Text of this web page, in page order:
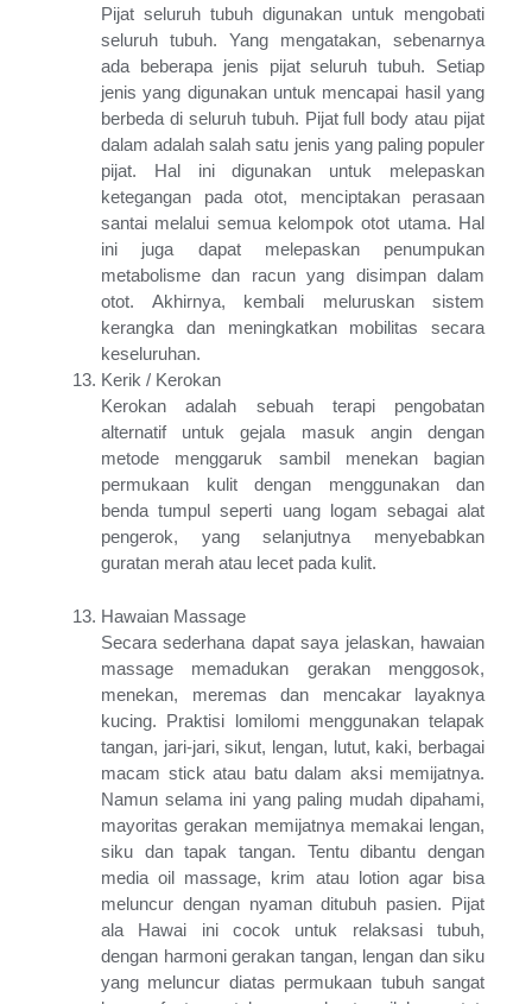
Pijat seluruh tubuh digunakan untuk mengobati
seluruh tubuh. Yang mengatakan, sebenarnya
ada beberapa jenis pijat seluruh tubuh. Setiap
jenis yang digunakan untuk mencapai hasil yang
berbeda di seluruh tubuh. Pijat full body atau pijat
dalam adalah salah satu jenis yang paling populer
pijat. Hal ini digunakan untuk melepaskan
ketegangan pada otot, menciptakan perasaan
santai melalui semua kelompok otot utama. Hal
ini juga dapat melepaskan penumpukan
metabolisme dan racun yang disimpan dalam
otot. Akhirnya, kembali meluruskan sistem
kerangka dan meningkatkan mobilitas secara
keseluruhan.
Kerik / Kerokan
Kerokan adalah sebuah terapi pengobatan
alternatif untuk gejala masuk angin dengan
metode menggaruk sambil menekan bagian
permukaan kulit dengan menggunakan dan
benda tumpul seperti uang logam sebagai alat
pengerok, yang selanjutnya menyebabkan
guratan merah atau lecet pada kulit.
Hawaian Massage
Secara sederhana dapat saya jelaskan, hawaian
massage memadukan gerakan menggosok,
menekan, meremas dan mencakar layaknya
kucing. Praktisi lomilomi menggunakan telapak
tangan, jari-jari, sikut, lengan, lutut, kaki, berbagai
macam stick atau batu dalam aksi memijatnya.
Namun selama ini yang paling mudah dipahami,
mayoritas gerakan memijatnya memakai lengan,
siku dan tapak tangan. Tentu dibantu dengan
media oil massage, krim atau lotion agar bisa
meluncur dengan nyaman ditubuh pasien. Pijat
ala Hawai ini cocok untuk relaksasi tubuh,
dengan harmoni gerakan tangan, lengan dan siku
yang meluncur diatas permukaan tubuh sangat